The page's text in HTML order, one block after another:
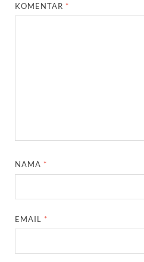
KOMENTAR *
NAMA *
EMAIL *